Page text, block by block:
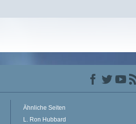
Ähnliche Seiten
L. Ron Hubbard